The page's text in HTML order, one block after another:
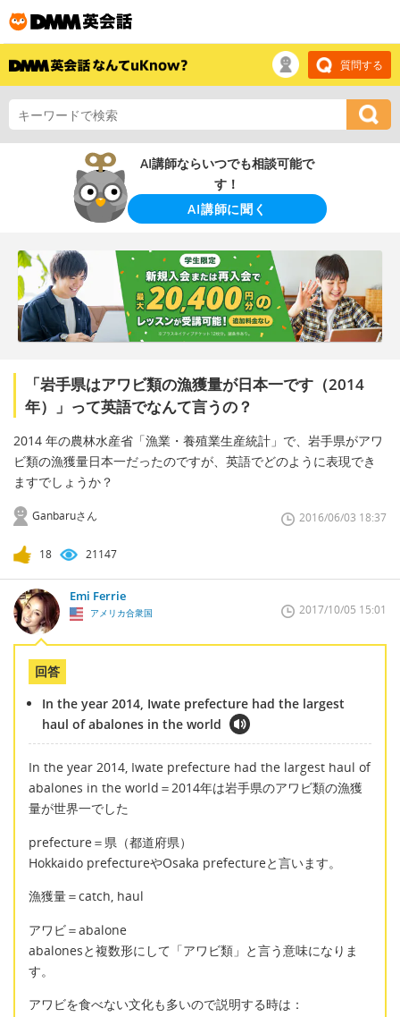
質問する
AI講師ならいつでも相談可能で
す！
AI講師に聞く
「岩手県はアワビ類の漁獲量が日本一です（2014
年）」って英語でなんて言うの？
2014 年の農林水産省「漁業・養殖業生産統計」で、岩手県がアワ
ビ類の漁獲量日本一だったのですが、英語でどのように表現でき
ますでしょうか？
Ganbaruさん 2016/06/03 18:37
18 21147
Emi Ferrie
アメリカ合衆国 2017/10/05 15:01
回答
In the year 2014, Iwate prefecture had the largest
haul of abalones in the world
In the year 2014, Iwate prefecture had the largest haul of
abalones in the world＝2014年は岩手県のアワビ類の漁獲
量が世界一でした
prefecture＝県（都道府県）
Hokkaido prefectureやOsaka prefectureと言います。
漁獲量＝catch, haul
アワビ＝abalone
abalonesと複数形にして「アワビ類」と言う意味になりま
す。
アワビを食べない文化も多いので説明する時は：